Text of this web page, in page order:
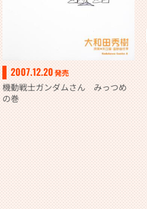
2007.12.20発売
機動戦士ガンダムさん みっつめ
の巻